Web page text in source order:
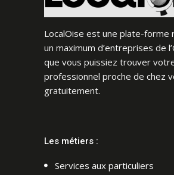
LocalOise est une plate-forme
un maximum d’entreprises de
que vous puissiez trouver
professionnel proche de chez
gratuitement.
Les métiers :
Services aux particuliers